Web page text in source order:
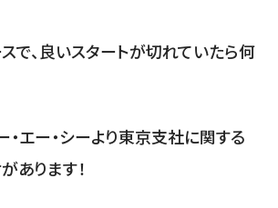
で、良いスタートが切れていたら何
・エー・シーより東京支社に関する
あります！